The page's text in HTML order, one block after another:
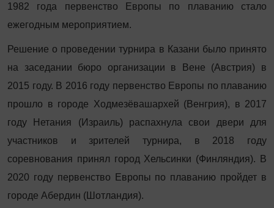
1982 года первенство Европы по плаванию стало
ежегодным мероприятием.
Решение о проведении турнира в Казани было принято
на заседании бюро организации в Вене (Австрия) в
2015 году. В 2016 году первенство Европы по плаванию
прошло в городе Ходмезёвашархей (Венгрия), в 2017
году Нетания (Израиль) распахнула свои двери для
участников и зрителей турнира, в 2018 году
соревнования принял город Хельсинки (Финляндия). В
2020 году первенство Европы по плаванию пройдет в
городе Абердин (Шотландия).